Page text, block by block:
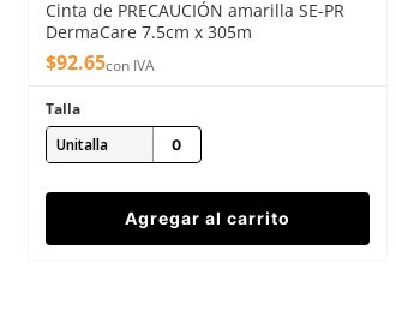
Cinta de PRECAUCIÓN amarilla SE-PR
DermaCare 7.5cm x 305m
$92.65con IVA
Talla
Unitalla
Agregar al carrito